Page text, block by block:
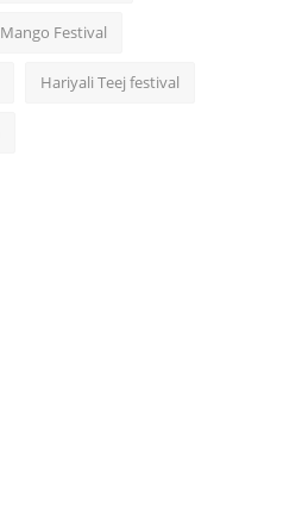
Mango Festival
Hariyali Teej festival